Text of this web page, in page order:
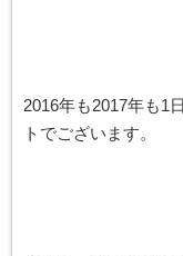
2016年も2017年も1
トでございます。